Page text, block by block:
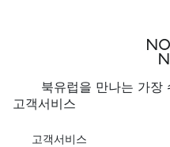
북유럽을 만나는 가장
고객서비스
고객서비스